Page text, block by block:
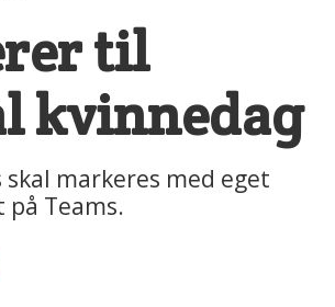
til
kvinnedag
skal markeres med eget
Teams.